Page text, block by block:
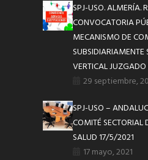
SPJ-USO. ALMERÍA.
CONVOCATORIA
MECANISMO DE
SUBSIDIARIAMENTE
VERTICAL
29 septiembre,
SPJ-USO –
COMITÉ SECTORIAL
SALUD 17/5/2021
17 mayo, 2021